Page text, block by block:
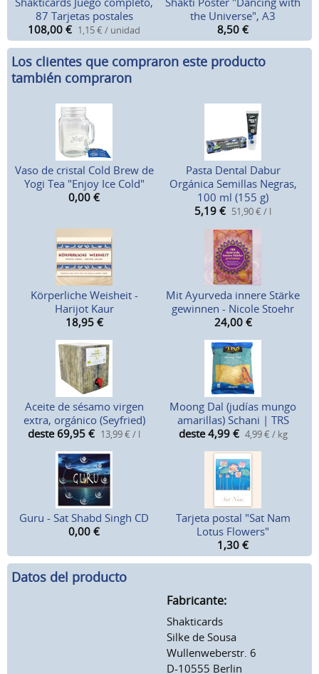
87 Tarjetas postales
108,00 € 1,15 € / unidad
the Universe", A3
8,50 €
Los clientes que compraron este producto
también compraron
Vaso de cristal Cold Brew de
Yogi Tea "Enjoy Ice Cold"
0,00 €
Pasta Dental Dabur
Orgánica Semillas Negras,
100 ml (155 g)
5,19 € 51,90 € / l
Körperliche Weisheit -
Harijot Kaur
18,95 €
Mit Ayurveda innere Stärke
gewinnen - Nicole Stoehr
24,00 €
Aceite de sésamo virgen
extra, orgánico (Seyfried)
deste 69,95 € 13,99 € / l
Moong Dal (judías mungo
amarillas) Schani | TRS
deste 4,99 € 4,99 € / kg
Guru - Sat Shabd Singh CD
0,00 €
Tarjeta postal "Sat Nam
Lotus Flowers"
1,30 €
Datos del producto
Fabricante:
Shakticards
Silke de Sousa
Wullenweberstr. 6
D-10555 Berlin